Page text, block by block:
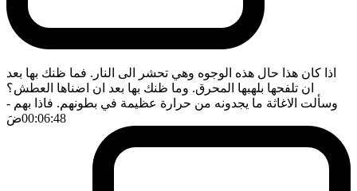
اذا كان هذا حال هذه الوجوه وهي تحشر الى النار. فما ظنك بها بعد
ان تلفحها بلهبها المحرق. وما ظنك بها بعد ان اضناها العطش؟
وسألت الاغاثة ما يجدونه من حرارة عظيمة في بطونهم. فاذا بهم -
00:06:48ضَ